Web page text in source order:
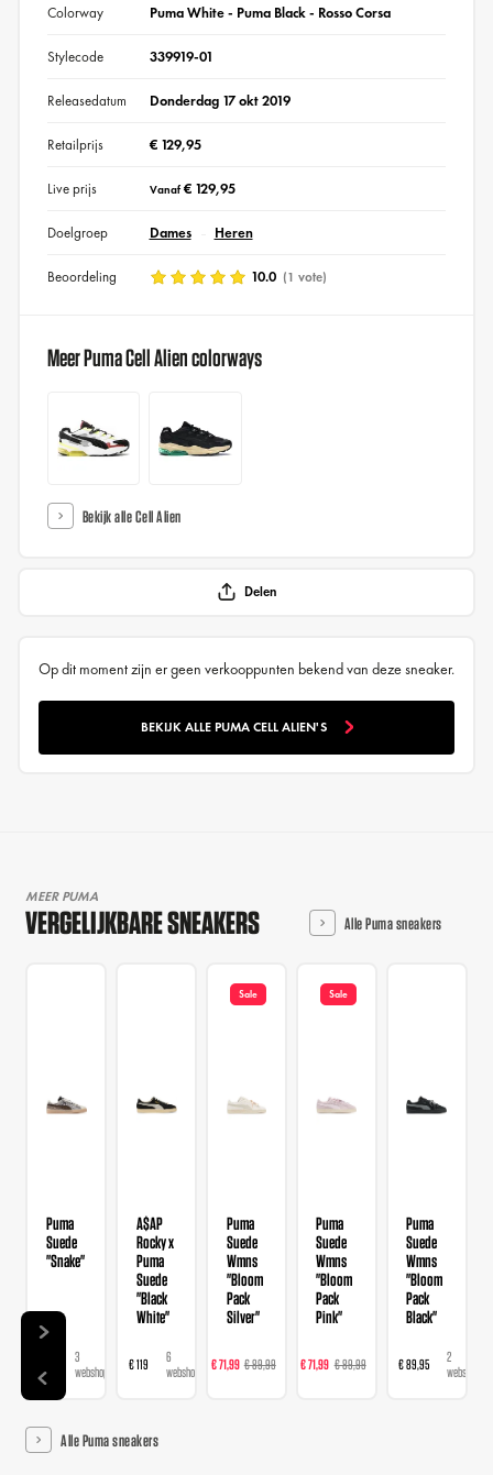
Colorway Puma White - Puma Black - Rosso Corsa
Stylecode 339919-01
Releasedatum Donderdag 17 okt 2019
Retailprijs € 129,95
Live prijs Vanaf€ 129,95
Doelgroep Dames Heren
Beoordeling 10.0 (1 vote)
Meer Puma Cell Alien colorways
Bekijk alle Cell Alien
Delen
Op dit moment zijn er geen verkooppunten bekend van deze sneaker.
BEKIJK ALLE PUMA CELL ALIEN'S
MEER PUMA
VERGELIJKBARE SNEAKERS Alle Puma sneakers
Puma
Suede
"Snake"
3
webshops
A$AP
Rocky x
Puma
Suede
"Black
White"
€ 119
6
webshops
Sale
Puma
Suede
Wmns
"Bloom
Pack
Silver"
€ 71,99 € 89,99
webshops
Sale
Puma
Suede
Wmns
"Bloom
Pack
Pink"
€ 71,99 € 89,99
webshops
Puma
Suede
Wmns
"Bloom
Pack
Black"
€ 89,95
2
webshops
Alle Puma sneakers